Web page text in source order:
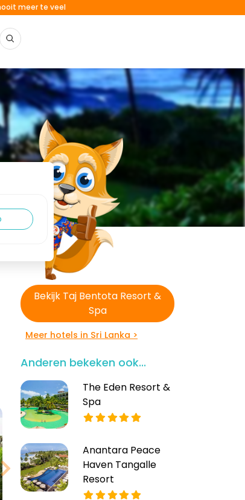
meer te veel
Bekijk meer
foto's
Bekijk Taj Bentota Resort &
Spa
Meer hotels in Sri Lanka >
Anderen bekeken ook...
The Eden Resort &
Spa
Anantara Peace
Haven Tangalle
Resort